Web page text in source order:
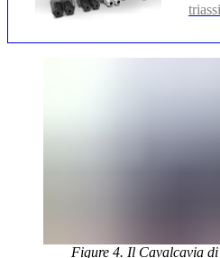
Figure 4. Il Cavalcavia